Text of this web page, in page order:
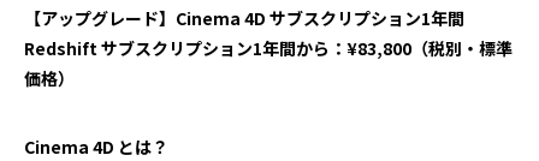
【アップグレード】Cinema 4D サブスクリプション1年間
Redshift サブスクリプション1年間から：¥83,800（税別・標準
価格）
Cinema 4D とは？